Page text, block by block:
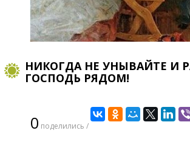
НИКОГДА НЕ УНЫВАЙТЕ И
ГОСПОДЬ РЯДОМ!
0 поделились /